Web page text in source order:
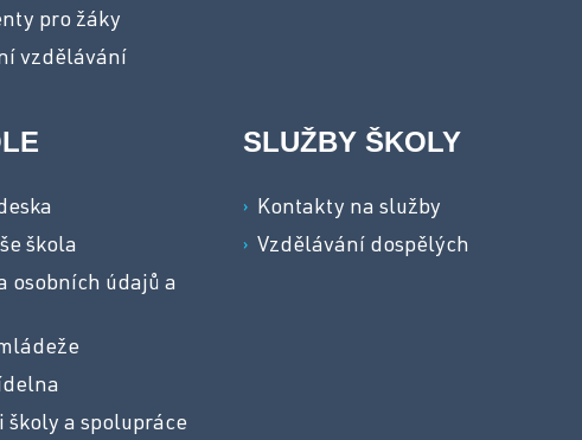
pro žáky
vzdělávání
škola
osobních údajů a
školy a spolupráce
SLUŽBY ŠKOLY
Kontakty na služby
Vzdělávání dospělých